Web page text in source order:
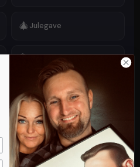
🎄Julegave
💐 Mors dags gave
❤️ Valentinsgave
🏆Jubilæumsgave
👶Barselsgave